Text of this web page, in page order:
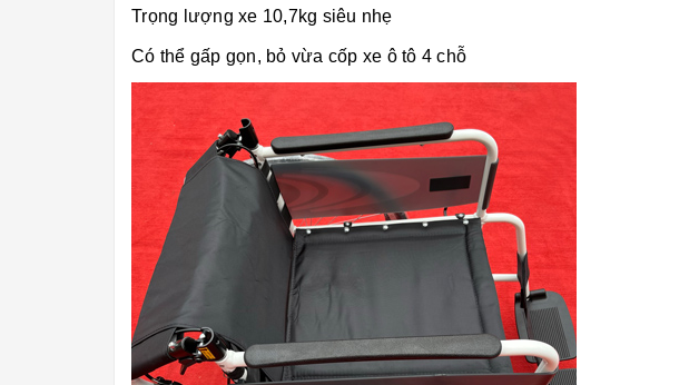
Trọng lượng xe 10,7kg siêu nhẹ
Có thể gấp gọn, bỏ vừa cốp xe ô tô 4 chỗ